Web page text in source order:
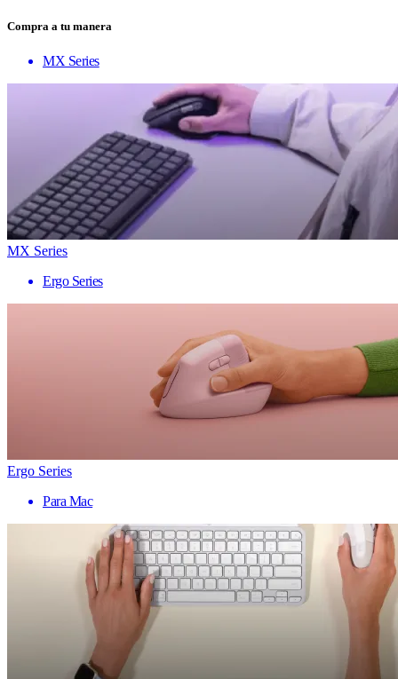
Compra a tu manera
MX Series
MX Series
Ergo Series
Ergo Series
Para Mac